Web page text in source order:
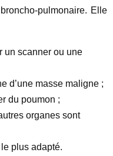
pulmonaire. Elle
un scanner ou une
d’une masse maligne ;
du poumon ;
organes sont
plus adapté.